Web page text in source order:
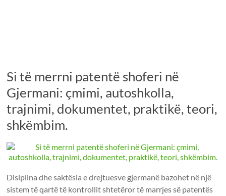
Si të merrni patentë shoferi në
Gjermani: çmimi, autoshkolla,
trajnimi, dokumentet, praktikë, teori,
shkëmbim.
Disiplina dhe saktësia e drejtuesve gjermanë bazohet në një
sistem të qartë të kontrollit shtetëror të marrjes së patentës